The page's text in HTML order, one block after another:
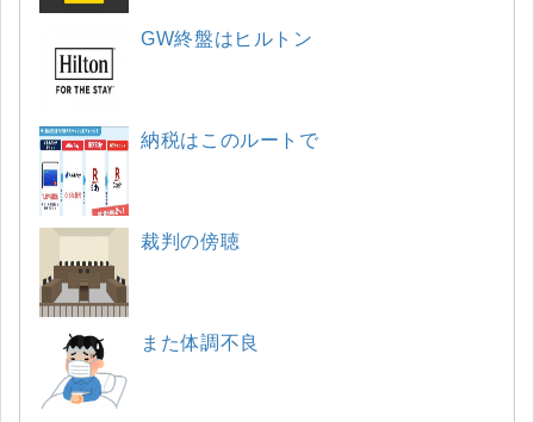
GW終盤はヒルトン
納税はこのルートで
裁判の傍聴
また体調不良